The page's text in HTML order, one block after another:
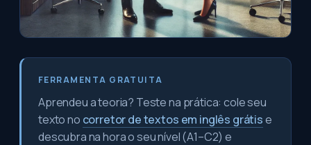
FERRAMENTA GRATUITA
Aprendeu a teoria? Teste na prática: cole seu
texto no corretor de textos em inglês grátise
descubra na hora o seu nível (A1–C2) e